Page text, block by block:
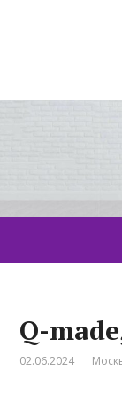
Q-
02.06.2024